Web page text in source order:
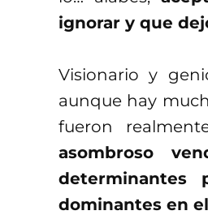
ignorar y que
Visionario y
aunque hay
fueron
asombroso
dominantes en